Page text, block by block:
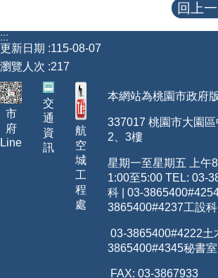
回首頁
桃園市政府
常見問答
工務局
回上
:::
更新日期
115-08-07
瀏覽人次 217
市
府
Line
交
通
資
訊
航
空
城
工
程
處
本網站為桃園市政府
337017 桃園市大園
2、3樓
星期一至星期五 上午
1:00至5:00 TEL: 03-
科 | 03-
3865400#4237工設科 |
03-3865400#4222土
3865400#4345秘書室
FAX: 03-3867933